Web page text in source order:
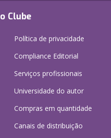
Clube
Política de privacidade
Compliance Editorial
Serviços profissionais
Universidade do autor
Compras em quantidade
Canais de distribuição